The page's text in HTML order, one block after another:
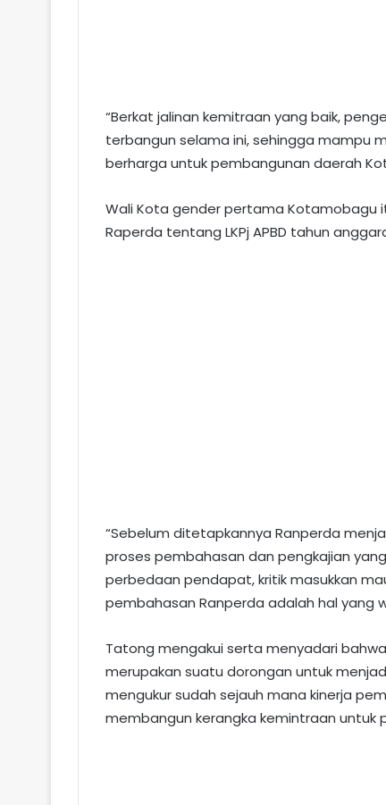
“Berkat jalinan kemitraan yang baik,
terbangun selama ini, sehingga mampu
berharga untuk pembangunan daerah
Wali Kota gender pertama Kotamobagu
Raperda tentang LKPj APBD tahun
“Sebelum ditetapkannya Ranperda
proses pembahasan dan pengkajian
perbedaan pendapat, kritik masukkan
pembahasan Ranperda adalah hal yang
Tatong mengakui serta menyadari
merupakan suatu dorongan untuk
mengukur sudah sejauh mana kinerja
membangun kerangka kemintraan